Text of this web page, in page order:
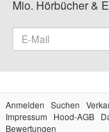
Mio. Hörbücher &
Anmelden Suchen
Impressum
Hood-AGB
Bewertungen